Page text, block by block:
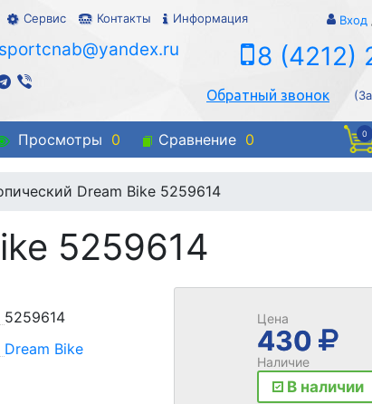
Сервис Контакты Информация Вход
sportcnab@yandex.ru 8 (4212)
Обратный звонок
Просмотры 0 Сравнение 0 0
Dream Bike 5259614
5259614
5259614
Dream Bike
Цена
430
Наличие
В наличии